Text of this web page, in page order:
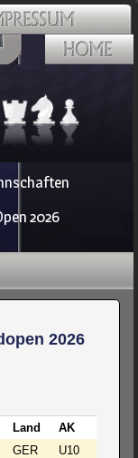
2026
2026
Land AK
GER U10